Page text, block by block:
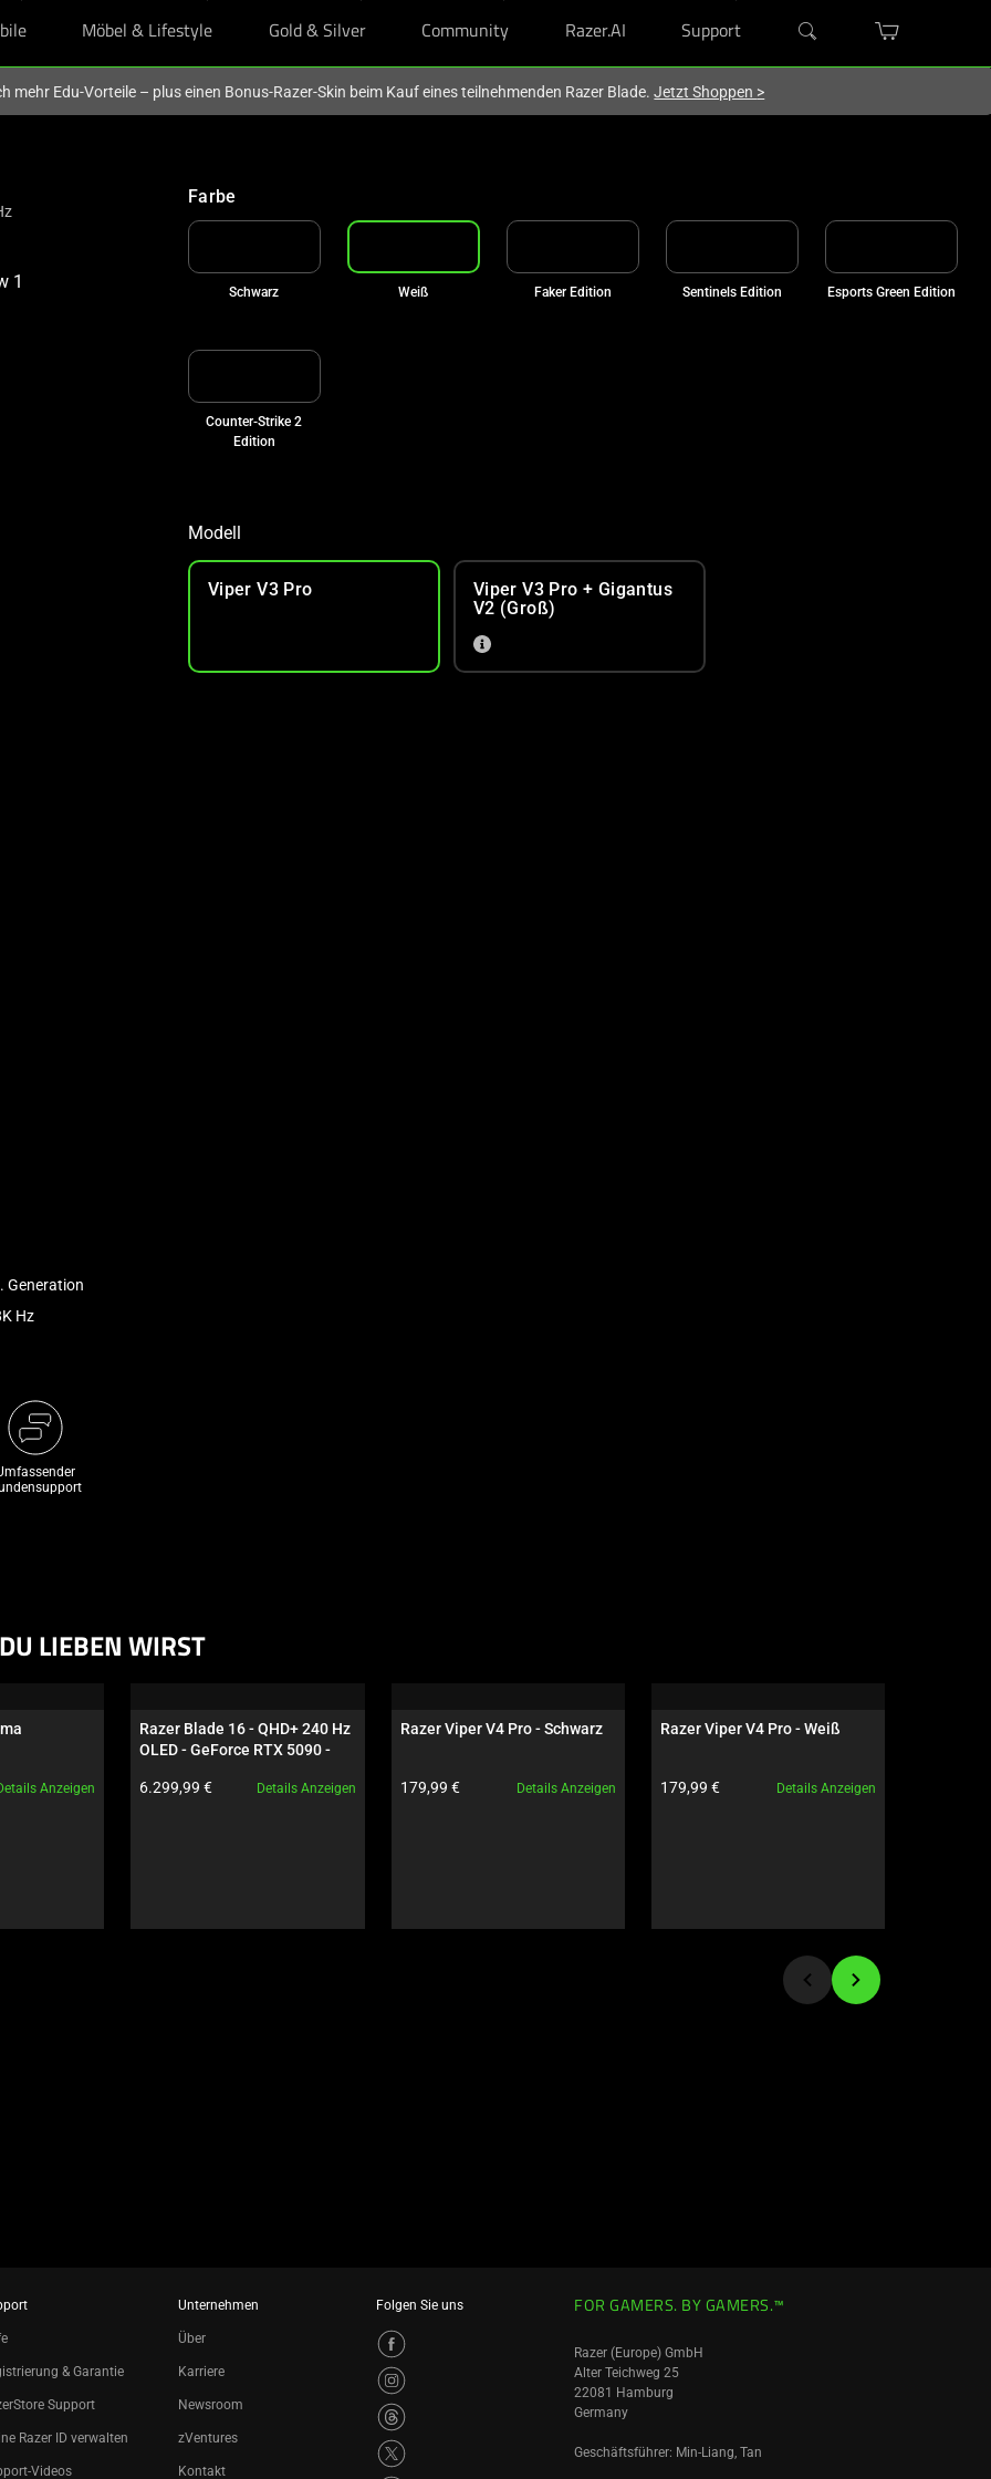
Möbel & Lifestyle Gold & Silver Community Razer.AI Support
mehr Edu-Vorteile – plus einen Bonus-Razer-Skin beim Kauf eines teilnehmenden Razer Blade.Jetzt Shoppen >
Generation
Hz
Farbe
Schwarz Weiß Faker Edition Sentinels Edition Esports Green Edition
Counter-Strike 2
Edition
Modell
Viper V3 Pro
Viper V3 Pro + Gigantus
V2 (Groß)
LIEBEN WIRST
Anzeigen
Razer Blade 16 - QHD+ 240 Hz
OLED - GeForce RTX 5090 -
Produktpreis:
6.299,99 € Details Anzeigen
Razer Viper V4 Pro - Schwarz
Produktpreis:
179,99 € Details Anzeigen
Razer Viper V4 Pro - Weiß
Produktpreis:
179,99 € Details Anzeigen
& Garantie
Support
Razer ID verwalten
Videos
Unternehmen
Über
Karriere
Newsroom
zVentures
Kontakt
Folgen Sie uns FOR GAMERS. BY GAMERS.™
Razer (Europe) GmbH
Alter Teichweg 25
22081 Hamburg
Germany
Geschäftsführer: Min-Liang, Tan